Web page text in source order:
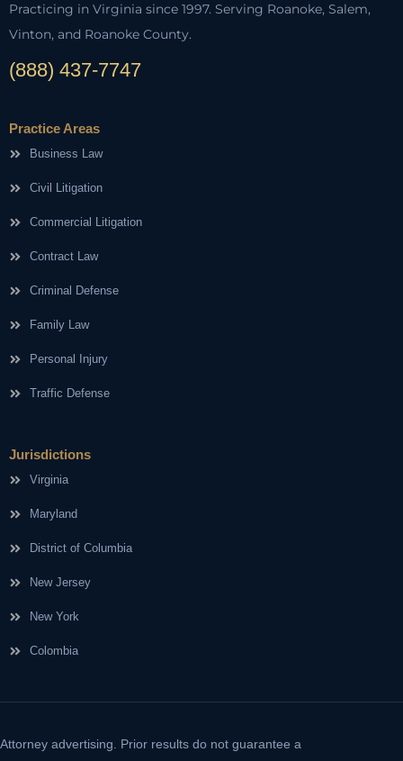
Practicing in Virginia since 1997. Serving Roanoke, Salem,
Vinton, and Roanoke County.
(888) 437-7747
Practice Areas
Business Law
Civil Litigation
Commercial Litigation
Contract Law
Criminal Defense
Family Law
Personal Injury
Traffic Defense
Jurisdictions
Virginia
Maryland
District of Columbia
New Jersey
New York
Colombia
Attorney advertising. Prior results do not guarantee a